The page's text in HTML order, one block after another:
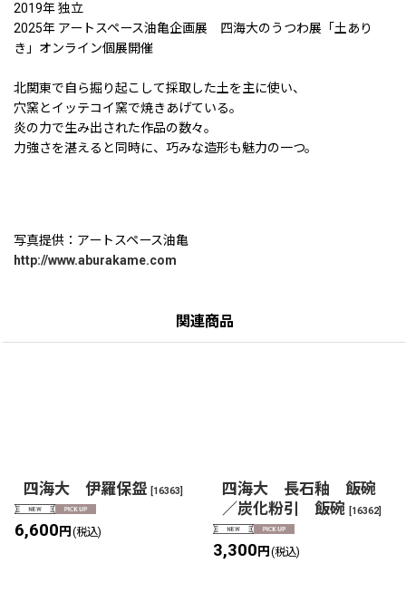
2019年 独立
2025年 アートスペース油亀企画展 四海大のうつわ展「土あり
き」オンライン個展開催
北関東で自ら掘り起こして採取した土を主に使い、
穴窯とイッテコイ窯で焼きあげている。
炎の力で生み出された作品の数々。
力強さを湛えると同時に、巧みな造形も魅力の一つ。
写真提供：アートスペース油亀
http://www.aburakame.com
関連商品
四海大 伊羅保盌 [16363]
6,600円 (税込)
四海大 長石釉 飯碗
／炭化粉引 飯碗 [16362]
3,300円 (税込)